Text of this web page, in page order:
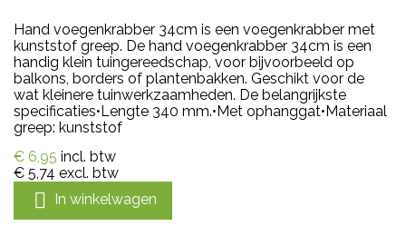
Hand voegenkrabber 34cm is een voegenkrabber met
kunststof greep. De hand voegenkrabber 34cm is een
handig klein tuingereedschap, voor bijvoorbeeld op
balkons, borders of plantenbakken. Geschikt voor de
wat kleinere tuinwerkzaamheden. De belangrijkste
specificaties•Lengte 340 mm.•Met ophanggat•Materiaal
greep: kunststof
€ 6,95 incl. btw
€ 5,74 excl. btw
 In winkelwagen